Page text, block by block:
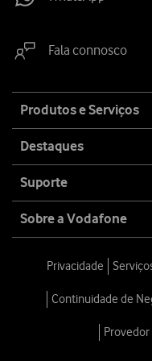
Fala connosco
map
Produtos e Serviços
Destaques
Suporte
Sobre a Vodafone
Privacidade
Continuidade de